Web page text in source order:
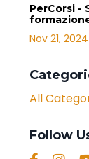
PerCorsi -
Nov 21, 2024
All
Follow